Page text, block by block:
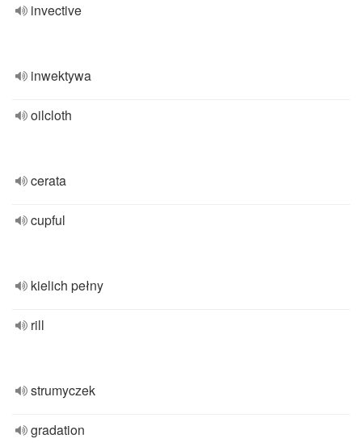
invective
inwektywa
oilcloth
cerata
cupful
kielich pełny
rill
strumyczek
gradation